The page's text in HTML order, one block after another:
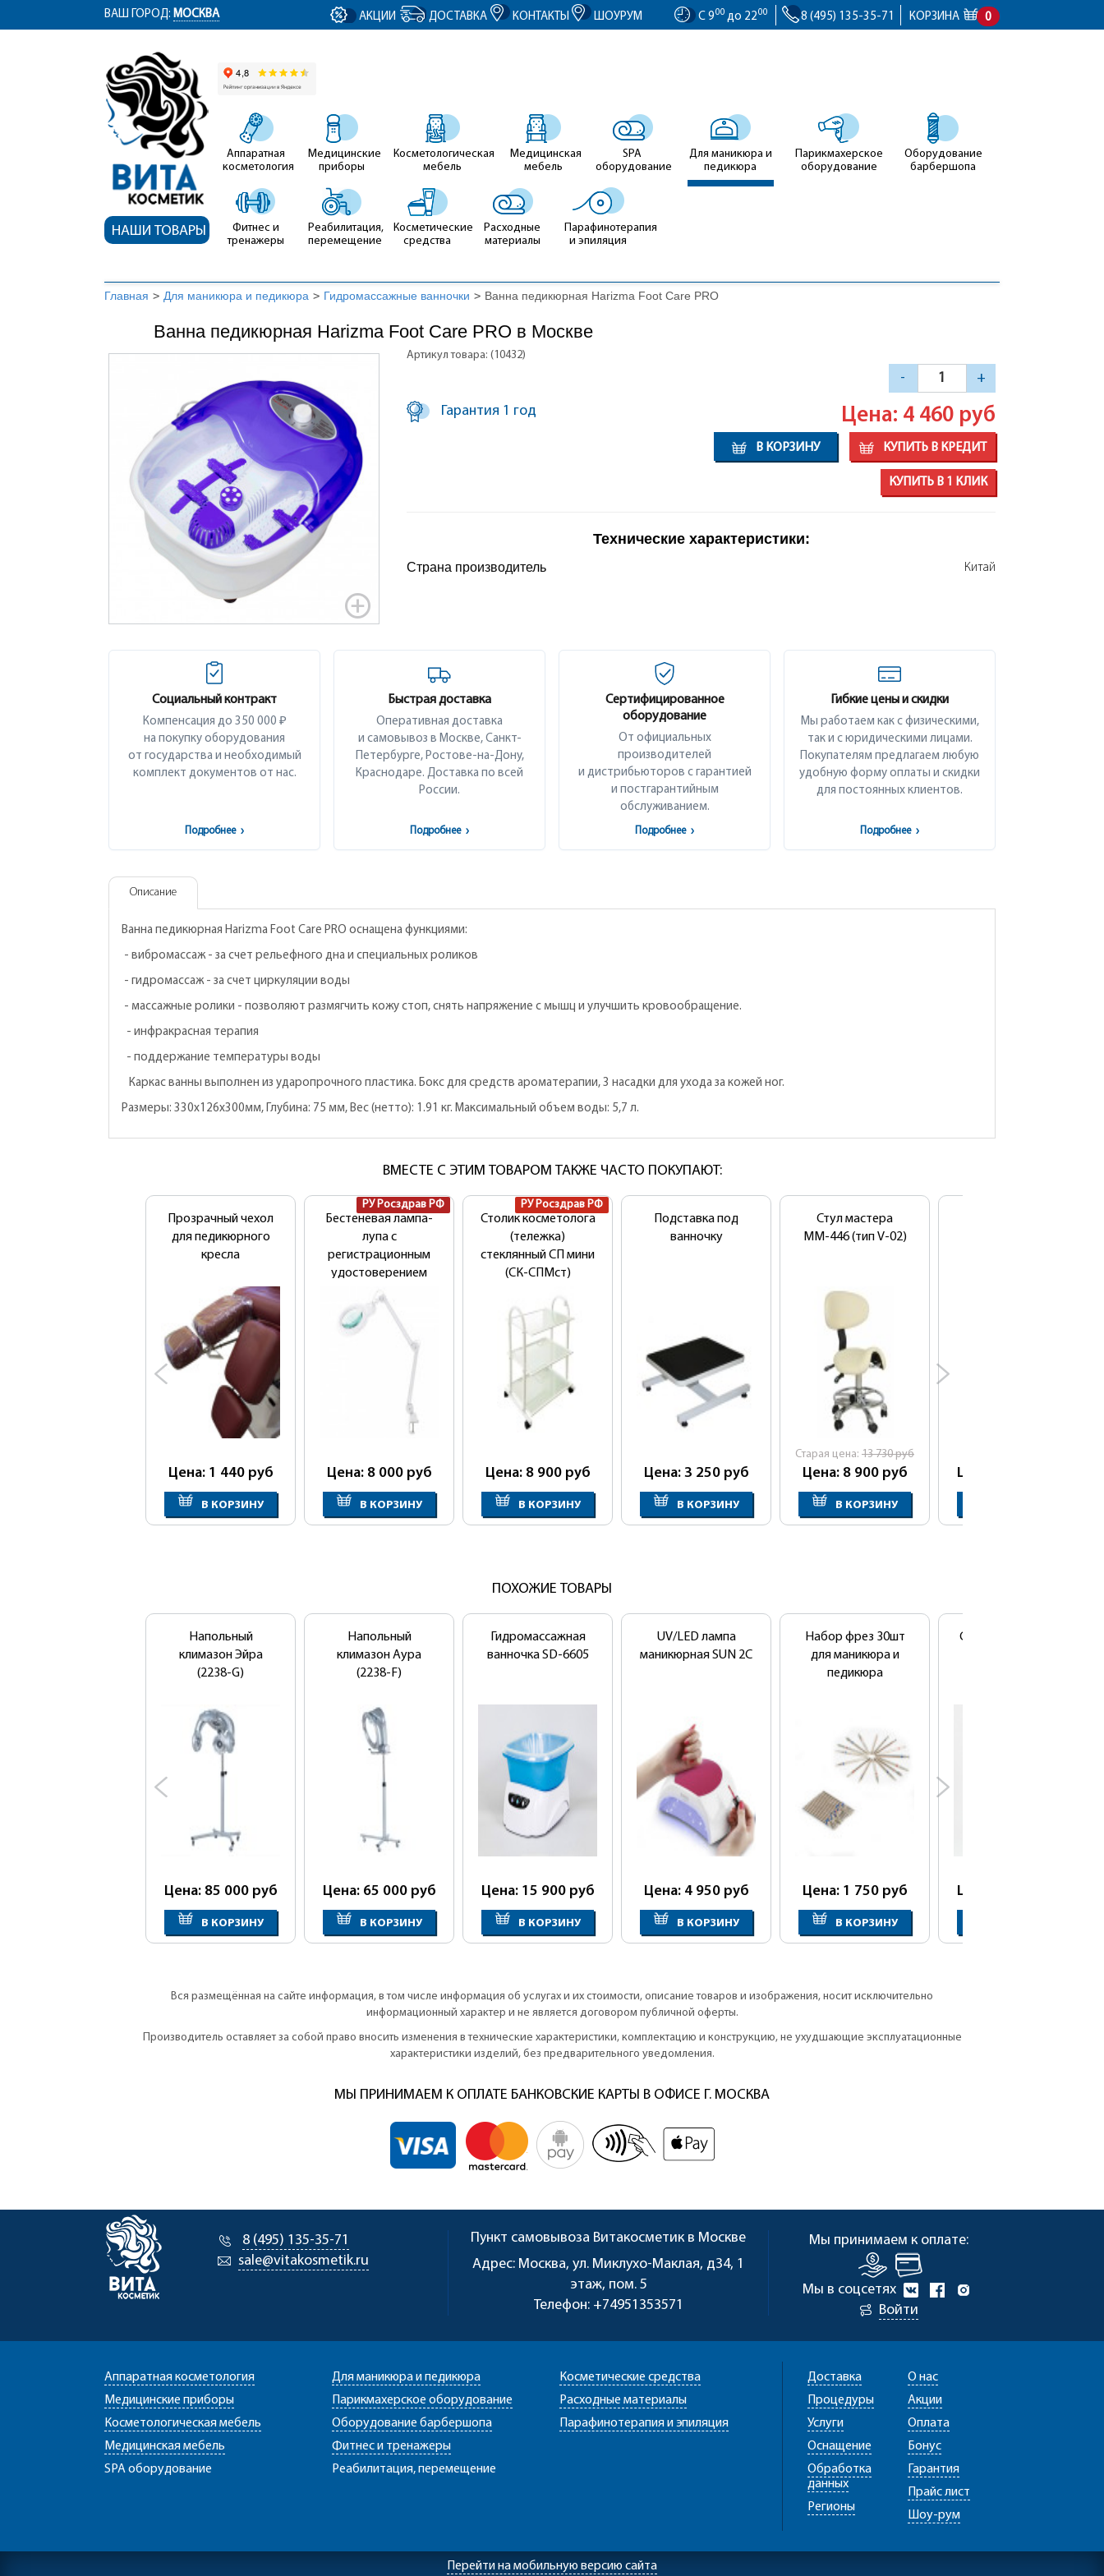
ym(12767704, 'getClientID', function(clientID) { document.getElementById('clientID').value = clientID; });
ВАШ ГОРОД: МОСКВА АКЦИИ ДОСТАВКА КОНТАКТЫ ШОУРУМ С 900 до 2200 8 (495) 135-35-71 КОРЗИНА 0
НАШИ ТОВАРЫ
Аппаратная
косметология
Медицинские
приборы
Косметологическая
мебель
Медицинская
мебель
SPA
оборудование
Для маникюра и
педикюра
Парикмахерское
оборудование
Оборудование
барбершопа
Фитнес и
тренажеры
Реабилитация,
перемещение
Косметические
средства
Расходные
материалы
Парафинотерапия
и эпиляция
Главная > Для маникюра и педикюра > Гидромассажные ванночки > Ванна педикюрная Harizma Foot Care PRO
Ванна педикюрная Harizma Foot Care PRO в Москве
Артикул товара: (10432)
- +
Гарантия 1 год Цена: 4 460 руб
В КОРЗИНУ КУПИТЬ В КРЕДИТ
КУПИТЬ В 1 КЛИК
Технические характеристики:
Страна производитель Китай
Социальный контракт
Компенсация до 350 000 ₽
на покупку оборудования
от государства и необходимый
комплект документов от нас.
Подробнее ›
Быстрая доставка
Оперативная доставка
и самовывоз в Москве, Санкт-
Петербурге, Ростове-на-Дону,
Краснодаре. Доставка по всей
России.
Подробнее ›
Сертифицированное
оборудование
От официальных
производителей
и дистрибьюторов с гарантией
и постгарантийным
обслуживанием.
Подробнее ›
Гибкие цены и скидки
Мы работаем как с физическими,
так и с юридическими лицами.
Покупателям предлагаем любую
удобную форму оплаты и скидки
для постоянных клиентов.
Подробнее ›
Описание
Ванна педикюрная Harizma Foot Care PRO оснащена функциями:
- вибромассаж - за счет рельефного дна и специальных роликов
- гидромассаж - за счет циркуляции воды
- массажные ролики - позволяют размягчить кожу стоп, снять напряжение с мышц и улучшить кровообращение.
- инфракрасная терапия
- поддержание температуры воды
Каркас ванны выполнен из ударопрочного пластика. Бокс для средств ароматерапии, 3 насадки для ухода за кожей ног.
Размеры: 330х126х300мм, Глубина: 75 мм, Вес (нетто): 1.91 кг. Максимальный объем воды: 5,7 л.
ВМЕСТЕ С ЭТИМ ТОВАРОМ ТАКЖЕ ЧАСТО ПОКУПАЮТ:
Прозрачный чехол
для педикюрного
кресла
Цена: 1 440 руб
В КОРЗИНУ
РУ Росздрав РФ
Бестеневая лампа-
лупа с
регистрационным
удостоверением
Med-Mos 9006LED
(9006LED-D-127)
Цена: 8 000 руб
В КОРЗИНУ
РУ Росздрав РФ
Столик косметолога
(тележка)
стеклянный СП мини
(СК-СПМст)
Цена: 8 900 руб
В КОРЗИНУ
Подставка под
ванночку
Цена: 3 250 руб
В КОРЗИНУ
Стул мастера
ММ-446 (тип V-02)
Cтарая цена: 13 730руб
Цена: 8 900 руб
В КОРЗИНУ
Цена: 16 050
ПОХОЖИЕ ТОВАРЫ
Напольный
климазон Эйра
(2238-G)
Цена: 85 000 руб
В КОРЗИНУ
Напольный
климазон Аура
(2238-F)
Цена: 65 000 руб
В КОРЗИНУ
Гидромассажная
ванночка SD-6605
Цена: 15 900 руб
В КОРЗИНУ
UV/LED лампа
маникюрная SUN 2C
Цена: 4 950 руб
В КОРЗИНУ
Набор фрез 30шт
для маникюра и
педикюра
Цена: 1 750 руб
В КОРЗИНУ
Сушуар напольный
Цена: 20 800
Вся размещённая на сайте информация, в том числе информация об услугах и их стоимости, описание товаров и изображения, носит исключительно
информационный характер и не является договором публичной оферты.
Производитель оставляет за собой право вносить изменения в технические характеристики, комплектацию и конструкцию, не ухудшающие эксплуатационные
характеристики изделий, без предварительного уведомления.
МЫ ПРИНИМАЕМ К ОПЛАТЕ БАНКОВСКИЕ КАРТЫ В ОФИСЕ Г. МОСКВА
8 (495) 135-35-71
sale@vitakosmetik.ru
Пункт самовывоза Витакосметик в Москве
Адрес: Москва, ул. Миклухо-Маклая, д34, 1
этаж, пом. 5
Телефон: +74951353571
Мы принимаем к оплате:
Мы в соцсетях
Войти
Аппаратная косметология
Медицинские приборы
Косметологическая мебель
Медицинская мебель
SPA оборудование
Для маникюра и педикюра
Парикмахерское оборудование
Оборудование барбершопа
Фитнес и тренажеры
Реабилитация, перемещение
Косметические средства
Расходные материалы
Парафинотерапия и эпиляция
Доставка
Процедуры
Услуги
Оснащение
Обработка
данных
Регионы
О нас
Акции
Оплата
Бонус
Гарантия
Прайс лист
Шоу-рум
Перейти на мобильную версию сайта